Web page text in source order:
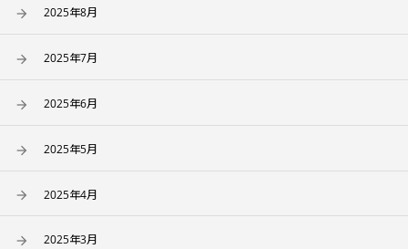
2025年8月
2025年7月
2025年6月
2025年5月
2025年4月
2025年3月